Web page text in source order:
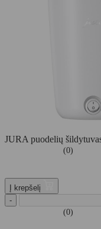
JURA puodelių
(0)
Į krepšelį
-
(0)